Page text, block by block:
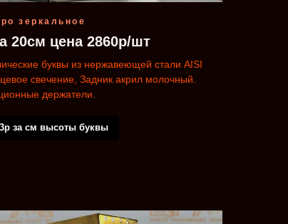
зеркальное
20см цена 2860р/шт
буквы из нержавеющей стали AISI
свечение, Задник акрил молочный.
держатели.
за см высоты буквы